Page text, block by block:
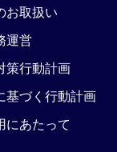
お取扱い
運営
策行動計画
基づく行動計画
にあたって